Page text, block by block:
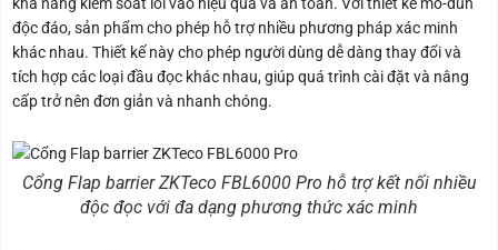
độc đáo, sản phẩm cho phép hỗ trợ nhiều phương pháp xác minh
khác nhau. Thiết kế này cho phép người dùng dễ dàng thay đổi và
tích hợp các loại đầu đọc khác nhau, giúp quá trình cài đặt và nâng
cấp trở nên đơn giản và nhanh chóng.
Cổng Flap barrier ZKTeco FBL6000 Pro hỗ trợ kết nối nhiều
độc đọc với đa dạng phương thức xác minh